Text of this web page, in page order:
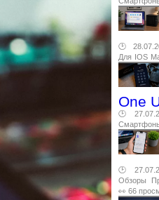
🕑
Для IOS
One
🕑
🕑
Обзоры
👀 66